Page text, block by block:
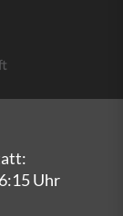
Uhr